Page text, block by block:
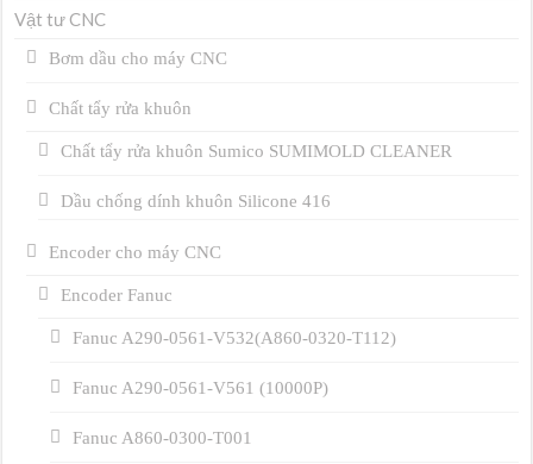
Vật tư CNC
Bơm dầu cho máy CNC
Chất tẩy rửa khuôn
Chất tẩy rửa khuôn Sumico SUMIMOLD CLEANER
Dầu chống dính khuôn Silicone 416
Encoder cho máy CNC
Encoder Fanuc
Fanuc A290-0561-V532(A860-0320-T112)
Fanuc A290-0561-V561 (10000P)
Fanuc A860-0300-T001